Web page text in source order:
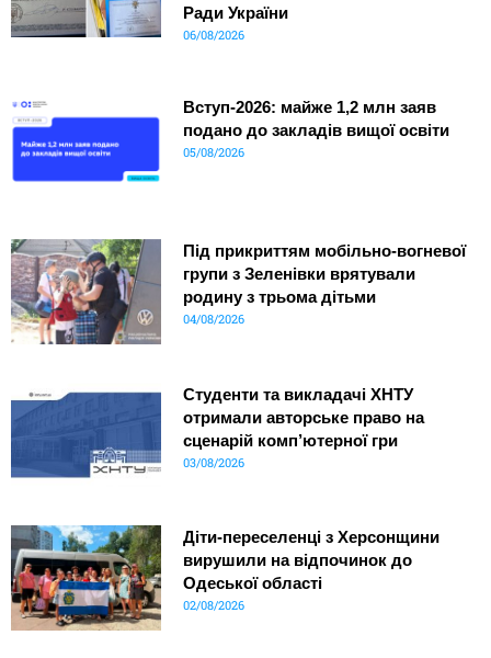
Ради України
06/08/2026
Вступ-2026: майже 1,2 млн заяв
подано до закладів вищої освіти
05/08/2026
Під прикриттям мобільно-вогневої
групи з Зеленівки врятували
родину з трьома дітьми
04/08/2026
Студенти та викладачі ХНТУ
отримали авторське право на
сценарій комп’ютерної гри
03/08/2026
Діти-переселенці з Херсонщини
вирушили на відпочинок до
Одеської області
02/08/2026